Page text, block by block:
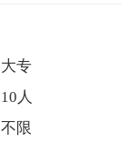
大专
10人
不限